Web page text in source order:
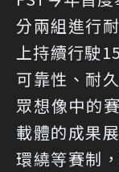
分兩組進行
上持續行駛
可靠性、耐
眾想像中的
載體的成果
環繞等賽制